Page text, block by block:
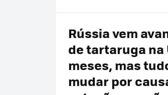
Rússia vem
de tartaruga na
meses, mas
mudar por